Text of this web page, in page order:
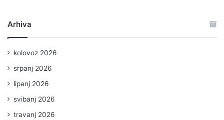
Arhiva
kolovoz 2026
srpanj 2026
lipanj 2026
svibanj 2026
travanj 2026